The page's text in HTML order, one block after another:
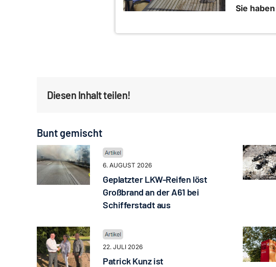
Sie
Diesen Inhalt teilen!
Bunt gemischt
6. AUGUST 2026
Geplatzter LKW-Reifen löst
Großbrand an der A61 bei
Schifferstadt aus
22. JULI 2026
Patrick Kunz ist